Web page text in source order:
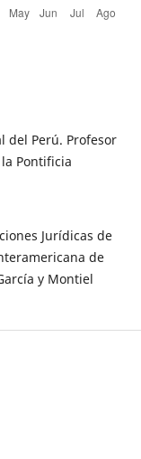
del Perú. Profesor
Pontificia
Jurídicas de
de
y Montiel